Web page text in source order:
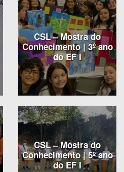
CSL – Mostra do
Conhecimento | 3º ano
do EF I
CSL – Mostra do
Conhecimento | 5º ano
do EF I